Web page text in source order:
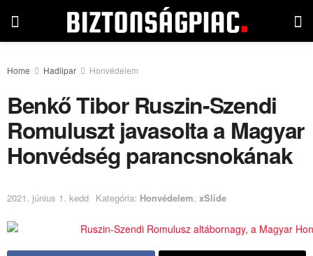
Home Hadiipar Honvédelem
Benkő Tibor Ruszin-Szendi
Romuluszt javasolta a Magyar
Honvédség parancsnokának
2021. június 1. kedd Kategória: Honvédelem, xSlide